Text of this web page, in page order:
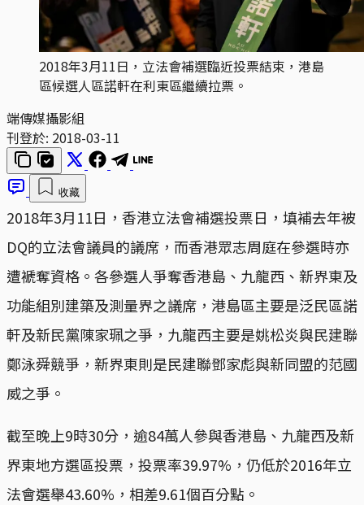
2018年3月11日，立法會補選臨近投票結束，港島
區候選人區諾軒在利東區繼續拉票。
端傳媒攝影組
刊登於: 2018-03-11
收藏
2018年3月11日，香港立法會補選投票日，填補去年被
DQ的立法會議員的議席，而香港眾志周庭在參選時亦
遭褫奪資格。各參選人爭奪香港島、九龍西、新界東及
功能組別建築及測量界之議席，港島區主要是泛民區諾
軒及新民黨陳家珮之爭，九龍西主要是姚松炎與民建聯
鄭泳舜競爭，新界東則是民建聯鄧家彪與新同盟的范國
威之爭。
截至晚上9時30分，逾84萬人參與香港島、九龍西及新
界東地方選區投票，投票率39.97%，仍低於2016年立
法會選舉43.60%，相差9.61個百分點。